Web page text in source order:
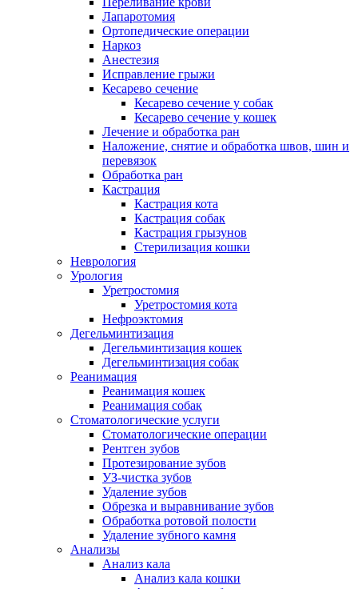
Лапаротомия
Ортопедические операции
Наркоз
Анестезия
Исправление грыжи
Кесарево сечение
Кесарево сечение у собак
Кесарево сечение у кошек
Лечение и обработка ран
Наложение, снятие и обработка швов, шин и
перевязок
Обработка ран
Кастрация
Кастрация кота
Кастрация собак
Кастрация грызунов
Стерилизация кошки
Неврология
Урология
Уретростомия
Уретростомия кота
Нефроэктомия
Дегельминтизация
Дегельминтизация кошек
Дегельминтизация собак
Реанимация
Реанимация кошек
Реанимация собак
Стоматологические услуги
Стоматологические операции
Рентген зубов
Протезирование зубов
УЗ-чистка зубов
Удаление зубов
Обрезка и выравнивание зубов
Обработка ротовой полости
Удаление зубного камня
Анализы
Анализ кала
Анализ кала кошки